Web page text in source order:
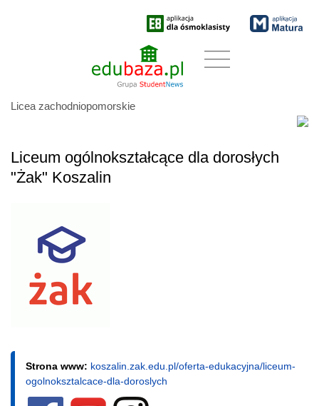
Licea zachodniopomorskie
Liceum ogólnokształcące dla dorosłych
"Żak" Koszalin
Strona www: koszalin.zak.edu.pl/oferta-edukacyjna/liceum-
ogolnoksztalcace-dla-doroslych